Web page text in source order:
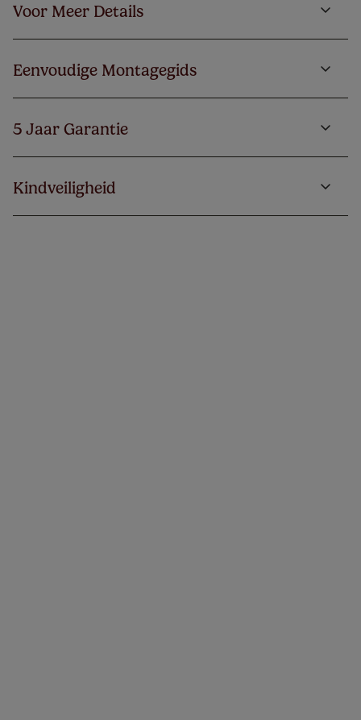
Voor Meer Details
Eenvoudige Montagegids
5 Jaar Garantie
Kindveiligheid